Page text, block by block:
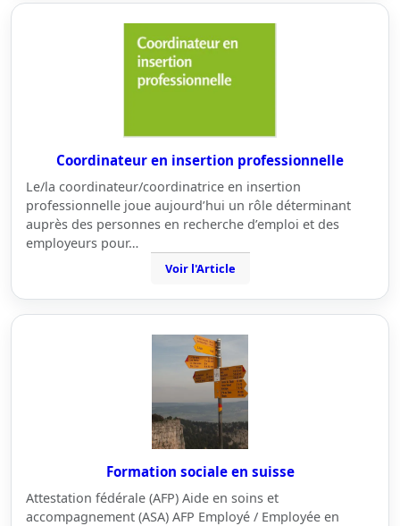
Coordinateur en insertion professionnelle
Le/la coordinateur/coordinatrice en insertion
professionnelle joue aujourd’hui un rôle déterminant
auprès des personnes en recherche d’emploi et des
employeurs pour…
Voir l'Article
Formation sociale en suisse
Attestation fédérale (AFP) Aide en soins et
accompagnement (ASA) AFP Employé / Employée en